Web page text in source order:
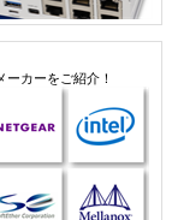
カーをご紹介！